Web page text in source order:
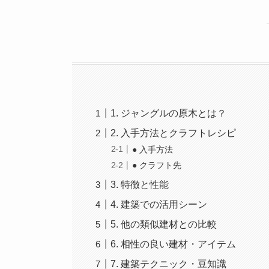
1. ジャングルの原木とは？
2. 入手方法とクラフトレシピ
● 入手方法
● クラフト先
3. 特徴と性能
4. 建築での活用シーン
5. 他の類似建材との比較
6. 相性の良い建材・アイテム
7. 建築テクニック・豆知識